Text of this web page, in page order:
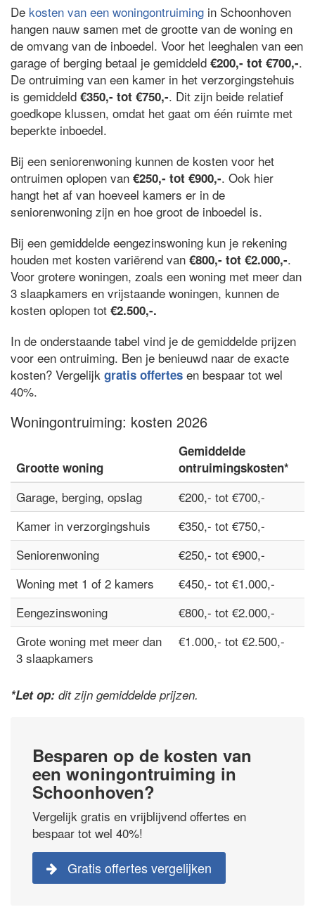
De kosten van een woningontruiming in Schoonhoven
hangen nauw samen met de grootte van de woning en
de omvang van de inboedel. Voor het leeghalen van een
garage of berging betaal je gemiddeld €200,- tot €700,-.
De ontruiming van een kamer in het verzorgingstehuis
is gemiddeld €350,- tot €750,-. Dit zijn beide relatief
goedkope klussen, omdat het gaat om één ruimte met
beperkte inboedel.
Bij een seniorenwoning kunnen de kosten voor het
ontruimen oplopen van €250,- tot €900,-. Ook hier
hangt het af van hoeveel kamers er in de
seniorenwoning zijn en hoe groot de inboedel is.
Bij een gemiddelde eengezinswoning kun je rekening
houden met kosten variërend van €800,- tot €2.000,-.
Voor grotere woningen, zoals een woning met meer dan
3 slaapkamers en vrijstaande woningen, kunnen de
kosten oplopen tot €2.500,-.
In de onderstaande tabel vind je de gemiddelde prijzen
voor een ontruiming. Ben je benieuwd naar de exacte
kosten? Vergelijk gratis offertes en bespaar tot wel
40%.
Woningontruiming: kosten 2026
Grootte woning
Gemiddelde
ontruimingskosten*
Garage, berging, opslag
€200,- tot €700,-
Kamer in verzorgingshuis
€350,- tot €750,-
Seniorenwoning
€250,- tot €900,-
Woning met 1 of 2 kamers
€450,- tot €1.000,-
Eengezinswoning
€800,- tot €2.000,-
Grote woning met meer dan
3 slaapkamers
€1.000,- tot €2.500,-
*Let op: dit zijn gemiddelde prijzen.
Besparen op de kosten van
een woningontruiming in
Schoonhoven?
Vergelijk gratis en vrijblijvend offertes en
bespaar tot wel 40%!
Gratis offertes vergelijken